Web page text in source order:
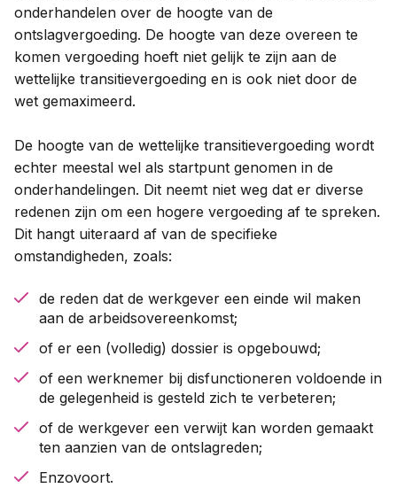
onderhandelen over de hoogte van de
ontslagvergoeding. De hoogte van deze overeen te
komen vergoeding hoeft niet gelijk te zijn aan de
wettelijke transitievergoeding en is ook niet door de
wet gemaximeerd.
De hoogte van de wettelijke transitievergoeding wordt
echter meestal wel als startpunt genomen in de
onderhandelingen. Dit neemt niet weg dat er diverse
redenen zijn om een hogere vergoeding af te spreken.
Dit hangt uiteraard af van de specifieke
omstandigheden, zoals:
de reden dat de werkgever een einde wil maken
aan de arbeidsovereenkomst;
of er een (volledig) dossier is opgebouwd;
of een werknemer bij disfunctioneren voldoende in
de gelegenheid is gesteld zich te verbeteren;
of de werkgever een verwijt kan worden gemaakt
ten aanzien van de ontslagreden;
Enzovoort.